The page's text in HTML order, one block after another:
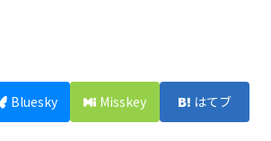
Bluesky Misskey はてブ